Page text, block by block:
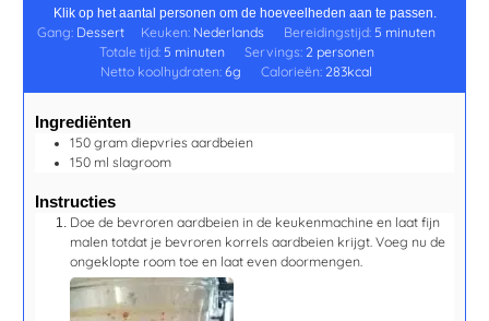
Klik op het aantal personen om de hoeveelheden aan te passen.
Gang: Dessert Keuken: Nederlands Bereidingstijd: 5 minuten
Totale tijd: 5 minuten Servings: 2 personen
Netto koolhydraten:6g Calorieën: 283kcal
Ingrediënten
150 gram diepvries aardbeien
150 ml slagroom
Instructies
Doe de bevroren aardbeien in de keukenmachine en laat fijn
malen totdat je bevroren korrels aardbeien krijgt. Voeg nu de
ongeklopte room toe en laat even doormengen.